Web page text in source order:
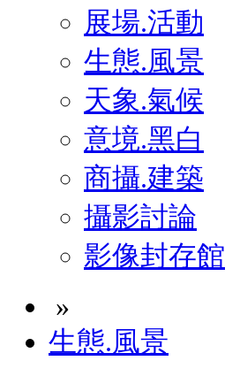
展場.活動
生態.風景
天象.氣候
意境.黑白
商攝.建築
攝影討論
影像封存館
»
生態.風景